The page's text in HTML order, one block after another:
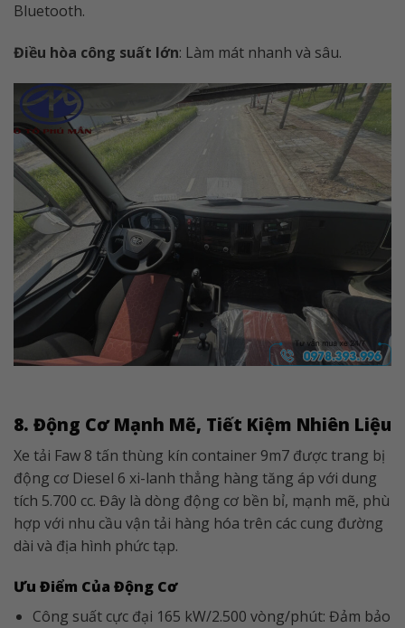
Bluetooth.
Điều hòa công suất lớn: Làm mát nhanh và sâu.
8. Động Cơ Mạnh Mẽ, Tiết Kiệm Nhiên Liệu
Xe tải Faw 8 tấn thùng kín container 9m7 được trang bị
động cơ Diesel 6 xi-lanh thẳng hàng tăng áp với dung
tích 5.700 cc. Đây là dòng động cơ bền bỉ, mạnh mẽ, phù
hợp với nhu cầu vận tải hàng hóa trên các cung đường
dài và địa hình phức tạp.
Ưu Điểm Của Động Cơ
Công suất cực đại 165 kW/2.500 vòng/phút: Đảm bảo